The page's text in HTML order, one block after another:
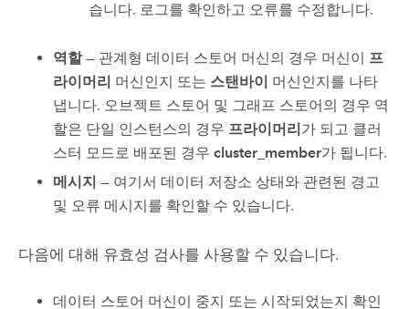
습니다. 로그를 확인하고 오류를 수정합니다.
역할— 관계형 데이터 스토어 머신의 경우 머신이 프
라이머리 머신인지 또는 스탠바이 머신인지를 나타
냅니다. 오브젝트 스토어 및 그래프 스토어의 경우 역
할은 단일 인스턴스의 경우 프라이머리가 되고 클러
스터 모드로 배포된 경우cluster_member가 됩니다.
메시지 — 여기서 데이터 저장소 상태와 관련된 경고
및 오류 메시지를 확인할 수 있습니다.
다음에 대해 유효성 검사를 사용할 수 있습니다.
데이터 스토어 머신이 중지 또는 시작되었는지 확인